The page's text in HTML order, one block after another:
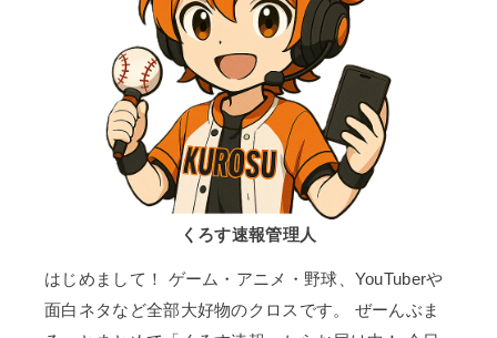
くろす速報管理人
はじめまして！ ゲーム・アニメ・野球、YouTuberや
面白ネタなど全部大好物のクロスです。 ぜーんぶま